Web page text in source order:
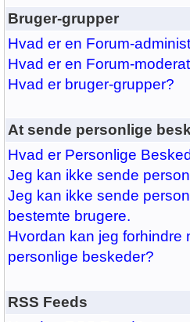
Bruger-grupper
Hvad er en Forum-
Hvad er en Forum-
Hvad er bruger-grupper?
At sende personlige
Hvad er Personlige
Jeg kan ikke sende
Jeg kan ikke sende
bestemte brugere.
Hvordan kan jeg forhindre
personlige beskeder?
RSS Feeds